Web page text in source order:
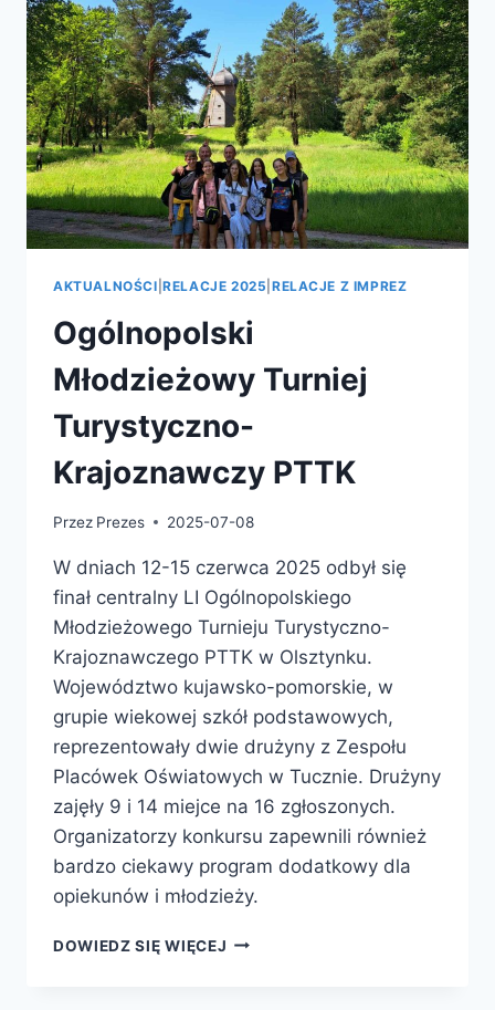
AKTUALNOŚCI |RELACJE 2025 RELACJE Z IMPREZ
Ogólnopolski
Młodzieżowy Turniej
Turystyczno-
Krajoznawczy PTTK
Przez Prezes 2025-07-08
W dniach 12-15 czerwca 2025 odbył się
finał centralny LI Ogólnopolskiego
Młodzieżowego Turnieju Turystyczno-
Krajoznawczego PTTK w Olsztynku.
Województwo kujawsko-pomorskie, w
grupie wiekowej szkół podstawowych,
reprezentowały dwie drużyny z Zespołu
Placówek Oświatowych w Tucznie. Drużyny
zajęły 9 i 14 miejce na 16 zgłoszonych.
Organizatorzy konkursu zapewnili również
bardzo ciekawy program dodatkowy dla
opiekunów i młodzieży.
DOWIEDZ SIĘ WIĘCEJ